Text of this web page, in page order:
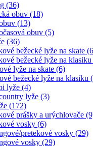
(36)
obuv (18)
(13)
obuv (5)
(36)
bežecké lyže na skate
bežecké lyže na
lyže na skate (6)
bežecké lyže na klasiku
lyže (4)
lyže (3)
(172)
prášky a urýchlovače
vosky (6)
pretekové vosky (29)
vosky (29)